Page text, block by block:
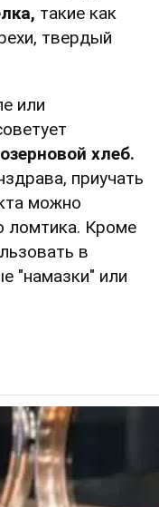
такие как
твердый
или
хлеб.
приучать
можно
ломтика. Кроме
в
"намазки" или